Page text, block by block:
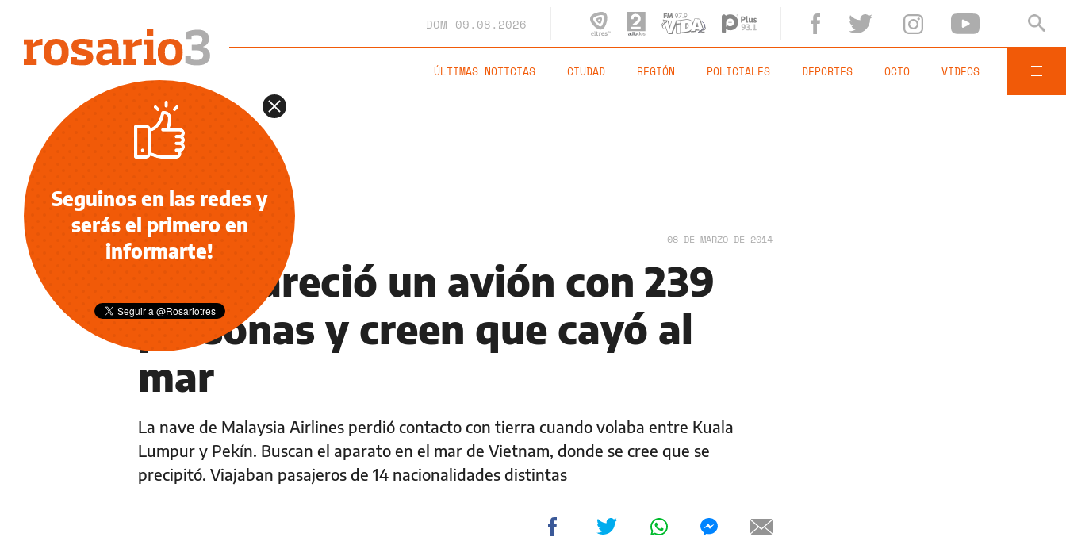
DOM 09.08.2026
ÚLTIMAS NOTICIAS CIUDAD REGIÓN POLICIALES DEPORTES OCIO VIDEOS
NOTICIAS 08 DE MARZO DE 2014
Desapareció un avión con 239
personas y creen que cayó al
mar
La nave de Malaysia Airlines perdió contacto con tierra cuando volaba entre Kuala
Lumpur y Pekín. Buscan el aparato en el mar de Vietnam, donde se cree que se
precipitó. Viajaban pasajeros de 14 nacionalidades distintas
Seguinos en las redes y
serás el primero en
informarte!